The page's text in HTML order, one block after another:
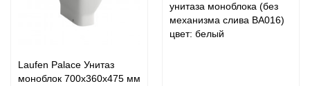
Laufen Palace Унитаз
моноблок 700х360х475 мм
унитаза моноблока (без
механизма слива BA016)
цвет: белый